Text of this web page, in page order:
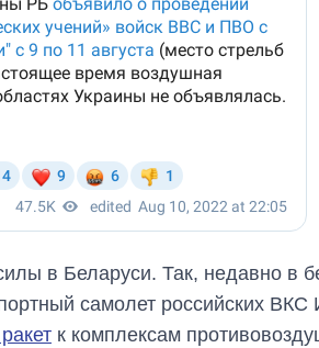
в Беларуси. Так, недавно в
самолет российских ВКС
к комплексам